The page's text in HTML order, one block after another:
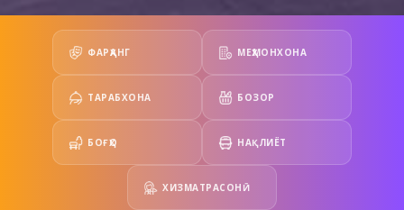
ФАРҲАНГ МЕҲМОНХОНА
ТАРАБХОНА БОЗОР
БОҒҲО НАҚЛИЁТ
ХИЗМАТРАСОНӢ